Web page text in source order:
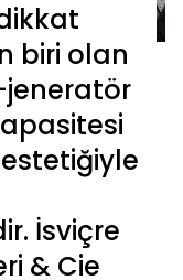
biri olan
jeneratör
İsviçre
& Cie